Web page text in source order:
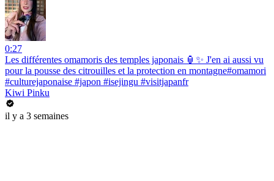
0:27
Les différentes omamoris des temples japonais 🏮✨ J'en ai aussi vu
pour la pousse des citrouilles et la protection en montagne#omamori
#culturejaponaise #japon #isejingu #visitjapanfr
Kiwi Pinku
il y a 3 semaines